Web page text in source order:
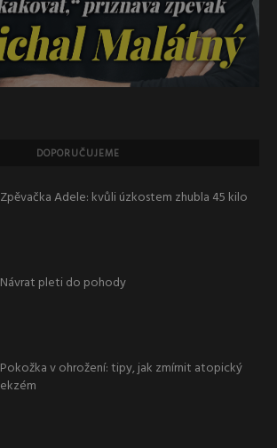
DOPORUČUJEME
Zpěvačka Adele: kvůli úzkostem zhubla 45 kilo
Návrat pleti do pohody
Pokožka v ohrožení: tipy, jak zmírnit atopický
ekzém